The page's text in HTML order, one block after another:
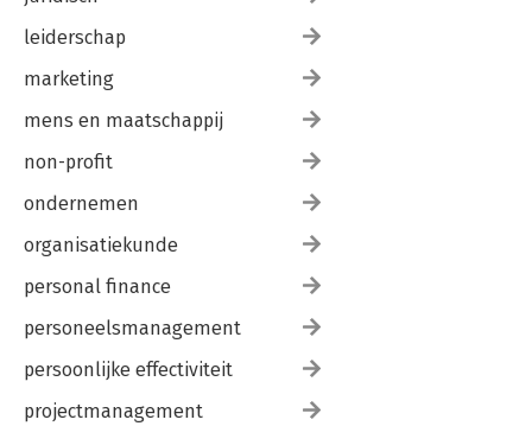
leiderschap
marketing
mens en maatschappij
non-profit
ondernemen
organisatiekunde
personal finance
personeelsmanagement
persoonlijke effectiviteit
projectmanagement